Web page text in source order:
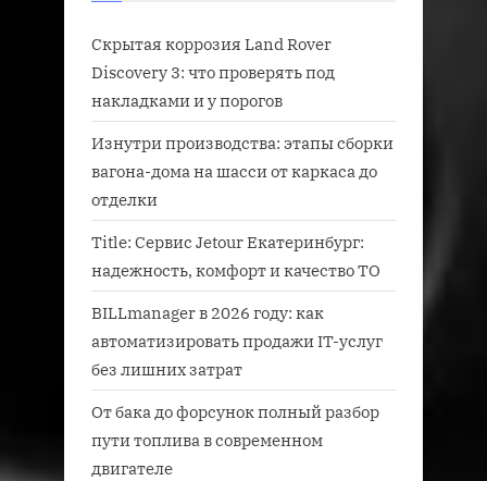
Скрытая коррозия Land Rover
Discovery 3: что проверять под
накладками и у порогов
Изнутри производства: этапы сборки
вагона-дома на шасси от каркаса до
отделки
Title: Сервис Jetour Екатеринбург:
надежность, комфорт и качество ТО
BILLmanager в 2026 году: как
автоматизировать продажи IT-услуг
без лишних затрат
От бака до форсунок полный разбор
пути топлива в современном
двигателе